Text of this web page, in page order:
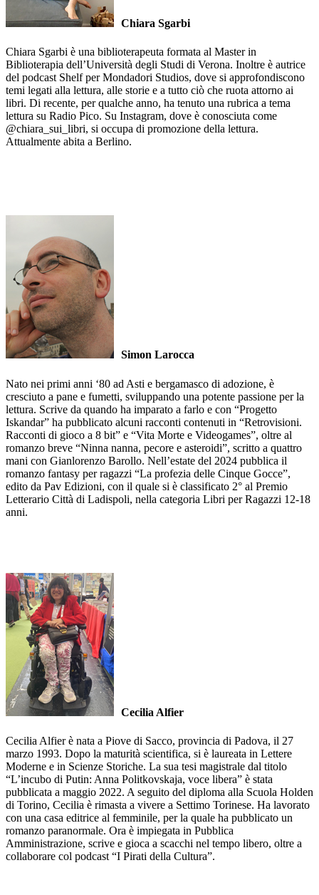
Chiara Sgarbi
Chiara Sgarbi è una biblioterapeuta formata al Master in
Biblioterapia dell’Università degli Studi di Verona. Inoltre è autrice
del podcast Shelf per Mondadori Studios, dove si approfondiscono
temi legati alla lettura, alle storie e a tutto ciò che ruota attorno ai
libri. Di recente, per qualche anno, ha tenuto una rubrica a tema
lettura su Radio Pico. Su Instagram, dove è conosciuta come
@chiara_sui_libri, si occupa di promozione della lettura.
Attualmente abita a Berlino.
Simon Larocca
Nato nei primi anni ‘80 ad Asti e bergamasco di adozione, è
cresciuto a pane e fumetti, sviluppando una potente passione per la
lettura. Scrive da quando ha imparato a farlo e con “Progetto
Iskandar” ha pubblicato alcuni racconti contenuti in “Retrovisioni.
Racconti di gioco a 8 bit” e “Vita Morte e Videogames”, oltre al
romanzo breve “Ninna nanna, pecore e asteroidi”, scritto a quattro
mani con Gianlorenzo Barollo. Nell’estate del 2024 pubblica il
romanzo fantasy per ragazzi “La profezia delle Cinque Gocce”,
edito da Pav Edizioni, con il quale si è classificato 2° al Premio
Letterario Città di Ladispoli, nella categoria Libri per Ragazzi 12-18
anni.
Cecilia Alfier
Cecilia Alfier è nata a Piove di Sacco, provincia di Padova, il 27
marzo 1993. Dopo la maturità scientifica, si è laureata in Lettere
Moderne e in Scienze Storiche. La sua tesi magistrale dal titolo
“L’incubo di Putin: Anna Politkovskaja, voce libera” è stata
pubblicata a maggio 2022. A seguito del diploma alla Scuola Holden
di Torino, Cecilia è rimasta a vivere a Settimo Torinese. Ha lavorato
con una casa editrice al femminile, per la quale ha pubblicato un
romanzo paranormale. Ora è impiegata in Pubblica
Amministrazione, scrive e gioca a scacchi nel tempo libero, oltre a
collaborare col podcast “I Pirati della Cultura”.